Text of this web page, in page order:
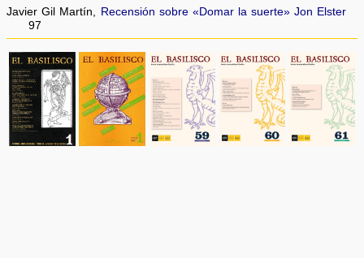
Javier Gil Martín,
Recensión sobre «Domar la suerte» Jon Elster
97